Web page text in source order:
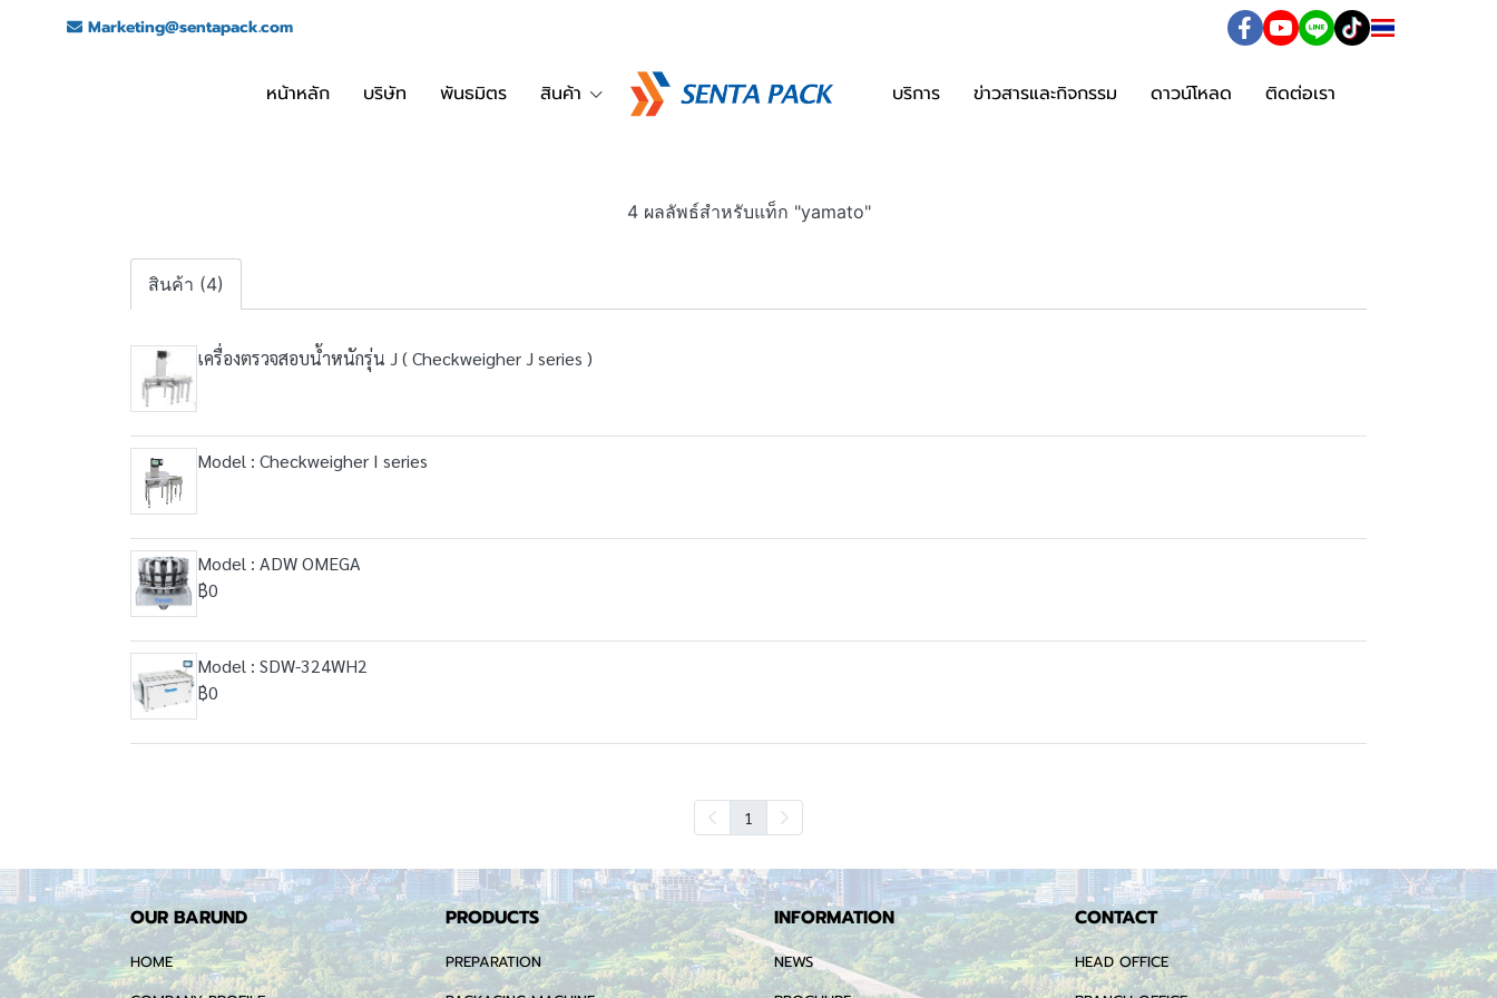
Marketing@sentapack.com
หน้าหลัก บริษัท พันธมิตร สินค้า บริการ ข่าวสารและกิจกรรม ดาวน์โหลด ติดต่อเรา
4 ผลลัพธ์สำหรับแท็ก "yamato"
สินค้า (4)
เครื่องตรวจสอบน้ำหนักรุ่น J ( Checkweigher J series )
Model : Checkweigher I series
Model : ADW OMEGA
฿0
Model : SDW-324WH2
฿0
1
OUR BARUND
HOME
PRODUCTS
PREPARATION
INFORMATION
NEWS
CONTACT
HEAD OFFICE